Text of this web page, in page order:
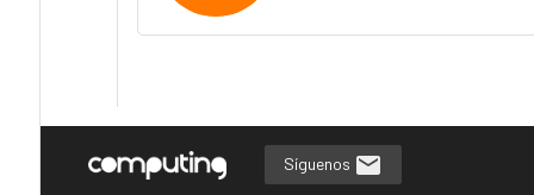
Síguenos